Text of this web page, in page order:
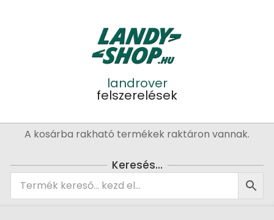
landrover
felszerelések
PrimaryA kosárba rakható termékek raktáron vannak.
Keresés…